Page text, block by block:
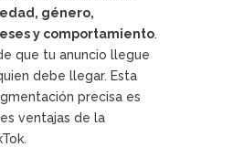
género,
y comportamiento.
que tu anuncio llegue
debe llegar. Esta
precisa es
ventajas de la